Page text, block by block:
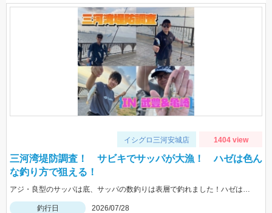
イシグロ三河安城店 1404 view
三河湾堤防調査！ サビキでサッパが大漁！ ハゼは色ん
な釣り方で狙える！
アジ・良型のサッパは底、サッパの数釣りは表層で釣れました！ハゼは蛎殻周辺で良型が良く上がりました。
釣行日
2026/07/28